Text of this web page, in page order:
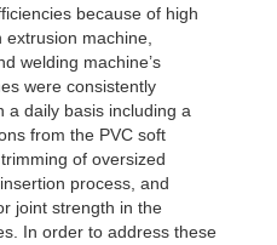
because of high
machine,
welding machine’s
were consistently
a daily basis including a
from the PVC soft
of oversized
process, and
joint strength in the
In order to address these